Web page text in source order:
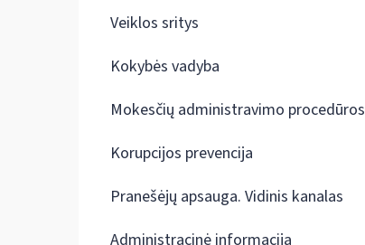
Veiklos sritys
Kokybės vadyba
Mokesčių administravimo procedūros
Korupcijos prevencija
Pranešėjų apsauga. Vidinis kanalas
Administracinė informacija